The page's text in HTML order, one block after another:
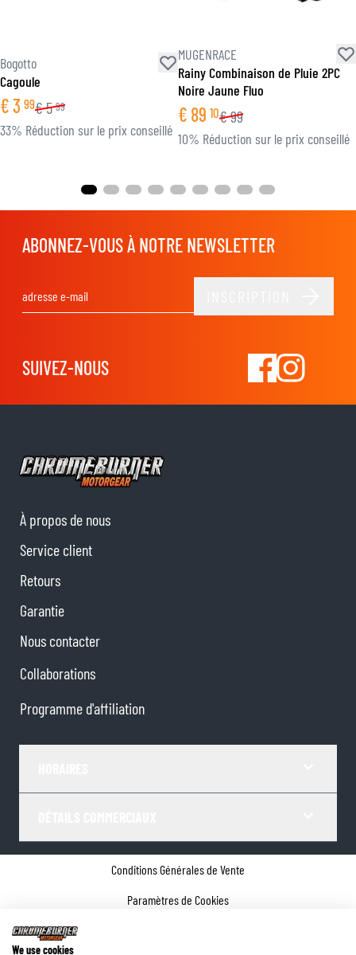
Bogotto
Cagoule
€3 99€5 99
33% Réduction sur le prix conseillé
MUGENRACE
Rainy Combinaison de Pluie 2PC
Noire Jaune Fluo
€ 89 10€99
10% Réduction sur le prix conseillé
ABONNEZ-VOUS À NOTRE NEWSLETTER
SUIVEZ-NOUS
À propos de nous
Service client
Retours
Garantie
Nous contacter
Collaborations
Programme d'affiliation
Conditions Générales de Vente
Paramètres de Cookies
We use cookies